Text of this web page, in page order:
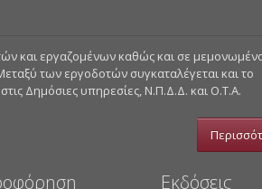
και εργαζομένων καθώς και σε
των εργοδοτών συγκαταλέγεται και το
Δημόσιες υπηρεσίες, Ν.Π.Δ.Δ. και Ο.Τ.Α.
Εκδόσεις